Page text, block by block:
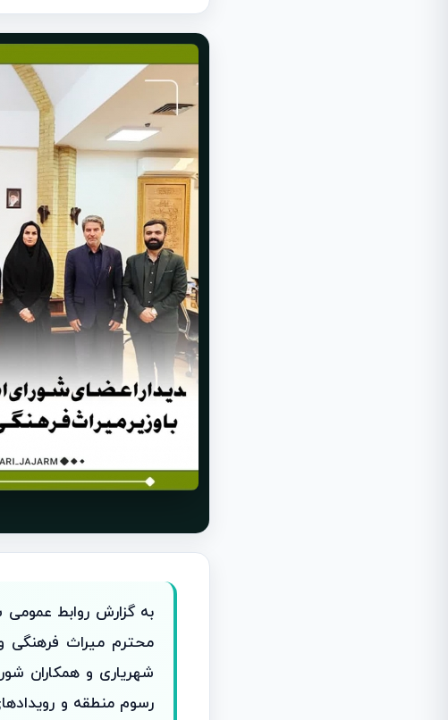
به گزارش روابط
محترم میراث فرهنگی
شهریاری و همکاران
رسوم منطقه و